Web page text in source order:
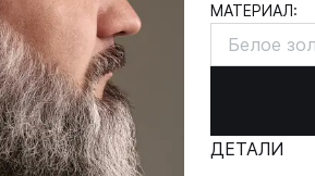
МАТЕРИАЛ:
Белое
ДЕТАЛИ